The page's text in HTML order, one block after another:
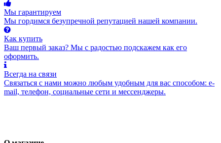
Мы гарантируем
Мы гордимся безупречной репутацией нашей компании.
Как купить
Ваш первый заказ? Мы с радостью подскажем как его
оформить.
Всегда на связи
Связаться с нами можно любым удобным для вас способом: e-
mail, телефон, социальные сети и мессенджеры.